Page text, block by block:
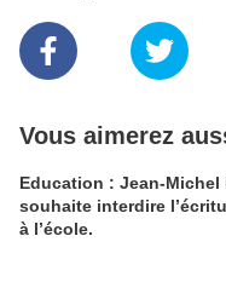
Vous aimerez
Education : Jean-Michel
souhaite interdire
à l’école.